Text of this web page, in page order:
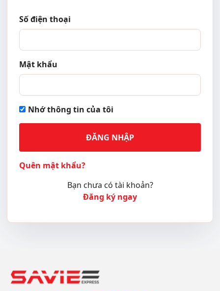
Số điện thoại
Mật khẩu
Nhớ thông tin của tôi
ĐĂNG NHẬP
Quên mật khẩu?
Bạn chưa có tài khoản?
Đăng ký ngay